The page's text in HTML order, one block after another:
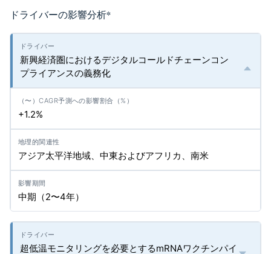
ドライバーの影響分析*
新興経済圏におけるデジタルコールドチェーンコン
プライアンスの義務化
+1.2%
アジア太平洋地域、中東およびアフリカ、南米
中期（2〜4年）
超低温モニタリングを必要とするmRNAワクチンパイ